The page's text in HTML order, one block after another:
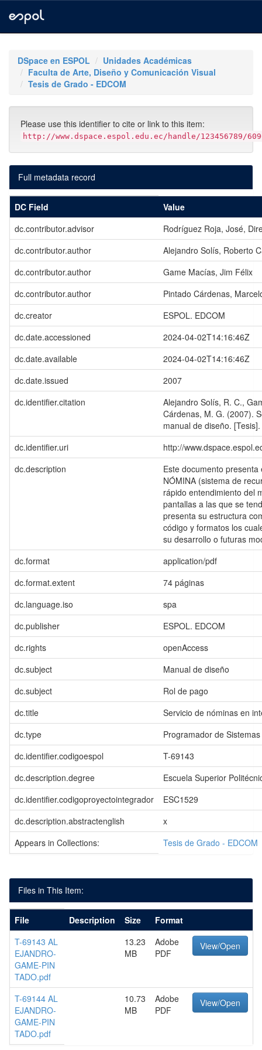
navigationDSpace en ESPOL
Unidades Académicas
Faculta de Arte, Diseño y Comunicación Visual
Tesis de Grado - EDCOM
Please use this identifier to cite or link to this item:
http://www.dspace.espol.edu.ec/handle/123456789/
Full metadata record
DC Field
Value
dc.contributor.advisor
Rodríguez Roja, José,
dc.contributor.author
Alejandro Solís, Roberto
dc.contributor.author
Game Macías, Jim Félix
dc.contributor.author
Pintado Cárdenas,
dc.creator
ESPOL. EDCOM
dc.date.accessioned
2024-04-02T14:16:46Z
dc.date.available
2024-04-02T14:16:46Z
dc.date.issued
2007
dc.identifier.citation
Alejandro Solís, R. C.,
Cárdenas, M. G. (2007).
manual de diseño.
dc.identifier.uri
http://
dc.description
Este documento
NÓMINA (sistema de
rápido entendimiento del
pantallas a las que se
presenta su estructura
código y formatos los
su desarrollo o futuras
dc.format
application/pdf
dc.format.extent
74 páginas
dc.language.iso
spa
dc.publisher
ESPOL. EDCOM
dc.rights
openAccess
dc.subject
Manual de diseño
dc.subject
Rol de pago
dc.title
Servicio de nóminas en
dc.type
Programador de Sistemas
dc.identifier.codigoespol
T-69143
dc.description.degree
Escuela Superior
dc.identifier.codigoproyectointegrador
ESC1529
dc.description.abstractenglish
x
Appears in Collections:
Tesis de Grado - EDCOM
Files in This Item:
File Description Size
Format
T-69143 AL
EJANDRO-
GAME-PIN
TADO.pdf
13.23
MB
Adobe
PDF
View/Open
T-69144 AL
EJANDRO-
GAME-PIN
TADO.pdf
10.73
MB
Adobe
PDF
View/Open